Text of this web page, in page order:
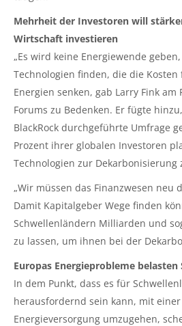
Mehrheit der Investoren will
Wirtschaft investieren
„Es wird keine Energiewende
Technologien finden, die die
Energien senken, gab Larry Fink am
Forums zu Bedenken. Er fügte
BlackRock durchgeführte Umfrage
Prozent ihrer globalen Investoren
Technologien zur Dekarbonisierung
„Wir müssen das Finanzwesen neu
Damit Kapitalgeber Wege finden
Schwellenländern Milliarden und
zu lassen, um ihnen bei der
Europas Energieprobleme belasten
In dem Punkt, dass es für
herausfordernd sein kann, mit
Energieversorgung umzugehen,